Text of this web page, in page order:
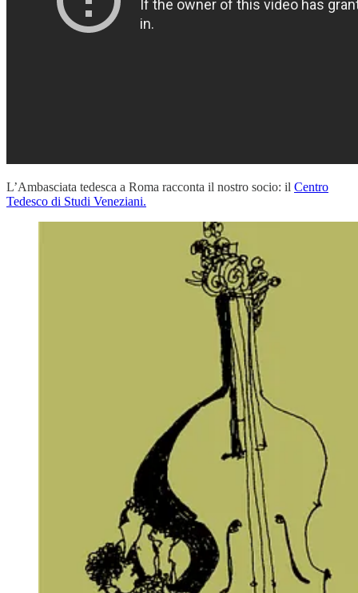
L’Ambasciata tedesca a Roma racconta il nostro socio: il Centro
Tedesco di Studi Veneziani.